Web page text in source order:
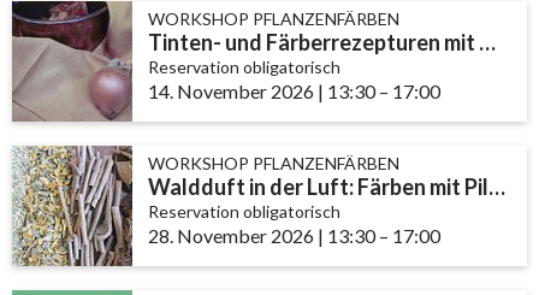
WORKSHOP PFLANZENFÄRBEN
Tinten- und Färberrezepturen mit Nüssen, Efeu und Zwiebeln
Reservation obligatorisch
14. November 2026 | 13:30– 17:00
WORKSHOP PFLANZENFÄRBEN
Waldduft in der Luft: Färben mit Pilzen und Flechten
Reservation obligatorisch
28. November 2026 | 13:30– 17:00